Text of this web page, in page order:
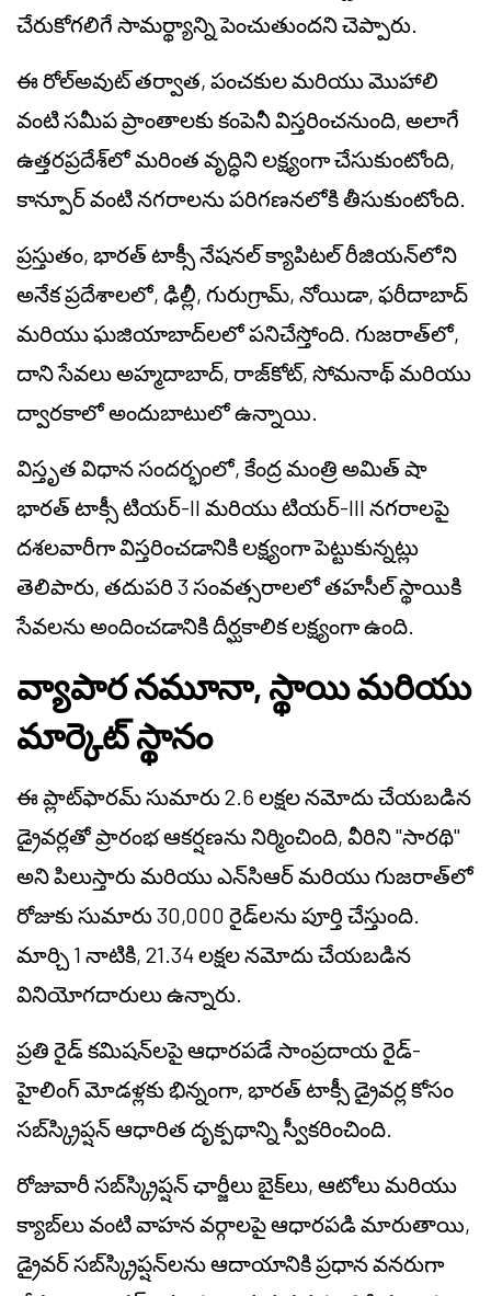
చేరుకోగలిగే సామర్థ్యాన్ని పెంచుతుందని చెప్పారు.
ఈ రోల్‌అవుట్ తర్వాత, పంచకుల మరియు మొహాలి
వంటి సమీప ప్రాంతాలకు కంపెనీ విస్తరించనుంది, అలాగే
ఉత్తరప్రదేశ్‌లో మరింత వృద్ధిని లక్ష్యంగా చేసుకుంటోంది,
కాన్పూర్ వంటి నగరాలను పరిగణనలోకి తీసుకుంటోంది.
ప్రస్తుతం, భారత్ టాక్సీ నేషనల్ క్యాపిటల్ రీజియన్‌లోని
అనేక ప్రదేశాలలో, ఢిల్లీ, గురుగ్రామ్, నోయిడా, ఫరీదాబాద్
మరియు ఘజియాబాద్‌లలో పనిచేస్తోంది. గుజరాత్‌లో,
దాని సేవలు అహ్మదాబాద్, రాజ్‌కోట్, సోమనాథ్ మరియు
ద్వారకాలో అందుబాటులో ఉన్నాయి.
విస్తృత విధాన సందర్భంలో, కేంద్ర మంత్రి అమిత్ షా
భారత్ టాక్సీ టియర్-II మరియు టియర్-III నగరాలపై
దశలవారీగా విస్తరించడానికి లక్ష్యంగా పెట్టుకున్నట్లు
తెలిపారు, తదుపరి 3 సంవత్సరాలలో తహసీల్ స్థాయికి
సేవలను అందించడానికి దీర్ఘకాలిక లక్ష్యంగా ఉంది.
వ్యాపార నమూనా, స్థాయి మరియు
మార్కెట్ స్థానం
ఈ ప్లాట్‌ఫారమ్ సుమారు 2.6 లక్షల నమోదు చేయబడిన
డ్రైవర్లతో ప్రారంభ ఆకర్షణను నిర్మించింది, వీరిని "సారథి"
అని పిలుస్తారు మరియు ఎన్‌సిఆర్ మరియు గుజరాత్‌లో
రోజుకు సుమారు 30,000 రైడ్‌లను పూర్తి చేస్తుంది.
మార్చి 1 నాటికి, 21.34 లక్షల నమోదు చేయబడిన
వినియోగదారులు ఉన్నారు.
ప్రతి రైడ్ కమిషన్‌లపై ఆధారపడే సాంప్రదాయ రైడ్-
హైలింగ్ మోడళ్లకు భిన్నంగా, భారత్ టాక్సీ డ్రైవర్ల కోసం
సబ్‌స్క్రిప్షన్ ఆధారిత దృక్పథాన్ని స్వీకరించింది.
రోజువారీ సబ్‌స్క్రిప్షన్ ఛార్జీలు బైక్‌లు, ఆటోలు మరియు
క్యాబ్‌లు వంటి వాహన వర్గాలపై ఆధారపడి మారుతాయి,
డ్రైవర్ సబ్‌స్క్రిప్షన్‌లను ఆదాయానికి ప్రధాన వనరుగా